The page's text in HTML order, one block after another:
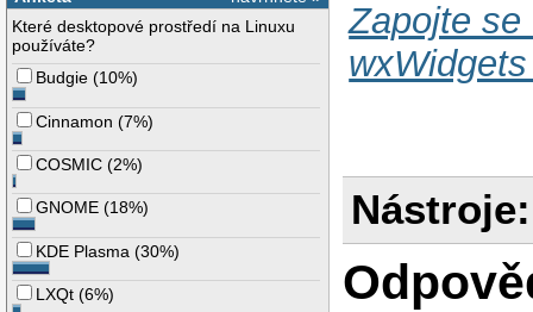
Které desktopové prostředí na Linuxu
používáte?
Budgie (10%)
Cinnamon (7%)
COSMIC (2%)
GNOME (18%)
KDE Plasma (30%)
LXQt (6%)
Zapojte se
Nástroje: